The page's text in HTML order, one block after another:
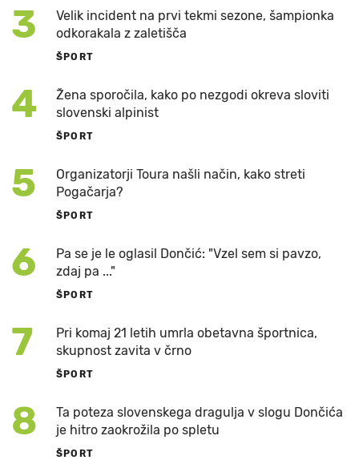
3
Velik incident na prvi tekmi sezone, šampionka
odkorakala z zaletišča
ŠPORT
4
Žena sporočila, kako po nezgodi okreva sloviti
slovenski alpinist
ŠPORT
5
Organizatorji Toura našli način, kako streti
Pogačarja?
ŠPORT
6
Pa se je le oglasil Dončić: "Vzel sem si pavzo,
zdaj pa ..."
ŠPORT
7
Pri komaj 21 letih umrla obetavna športnica,
skupnost zavita v črno
ŠPORT
8
Ta poteza slovenskega dragulja v slogu Dončića
je hitro zaokrožila po spletu
ŠPORT